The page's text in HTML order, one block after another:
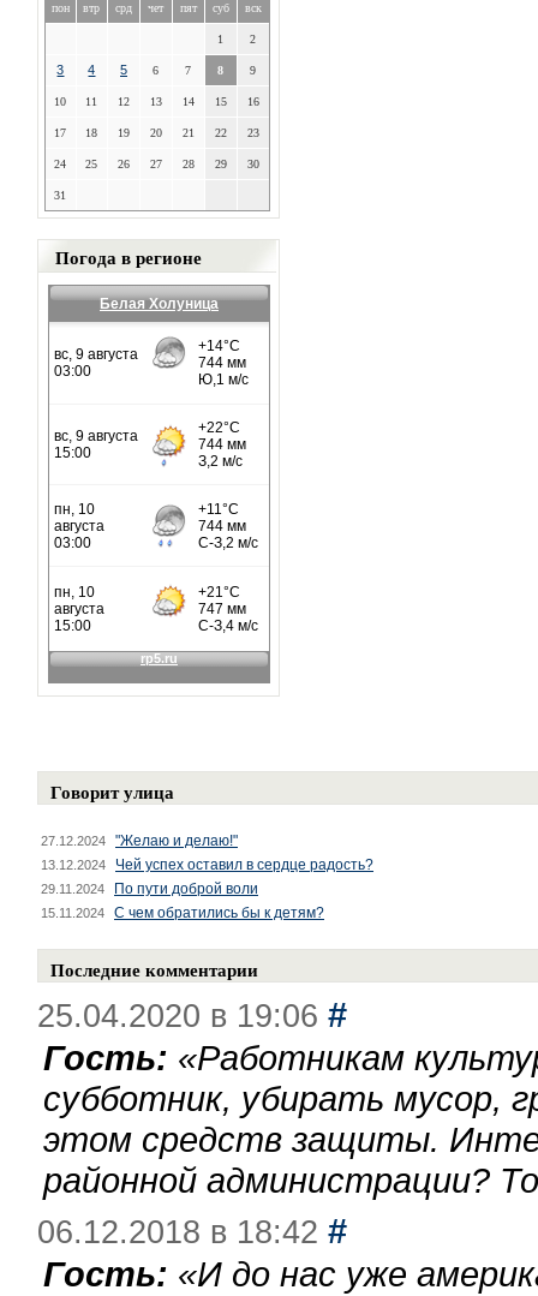
пон втр срд чет пят суб вск
1 2
3 4 5 6 7 8 9
10 11 12 13 14 15 16
17 18 19 20 21 22 23
24 25 26 27 28 29 30
31
Погода в регионе
Белая Холуница
Говорит улица
27.12.2024 "Желаю и делаю!"
13.12.2024 Чей успех оставил в сердце радость?
29.11.2024 По пути доброй воли
15.11.2024 С чем обратились бы к детям?
Последние комментарии
25.04.2020 в 19:06 #
Гость: «Работникам
субботник, убирать мусор,
этом средств защиты.
районной администрации?
06.12.2018 в 18:42 #
Гость: «И до нас уже